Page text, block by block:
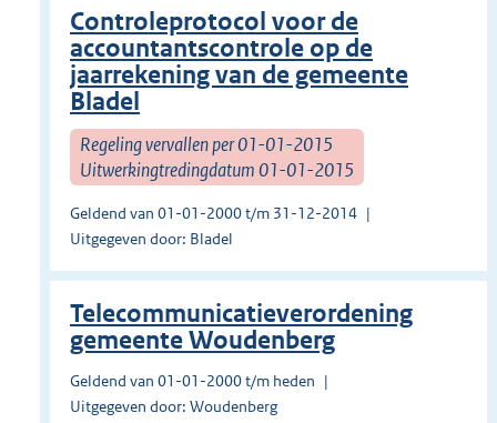
Controleprotocol voor de
accountantscontrole op de
jaarrekening van de gemeente
Bladel
Regeling vervallen per 01-01-2015
Uitwerkingtredingdatum 01-01-2015
Geldend van 01-01-2000 t/m 31-12-2014
Uitgegeven door: Bladel
Telecommunicatieverordening
gemeente Woudenberg
Geldend van 01-01-2000 t/m heden
Uitgegeven door: Woudenberg